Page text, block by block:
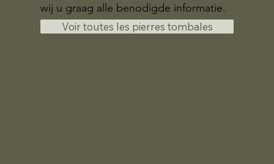
wij u graag alle benodigde informatie.
Voir toutes les pierres tombales